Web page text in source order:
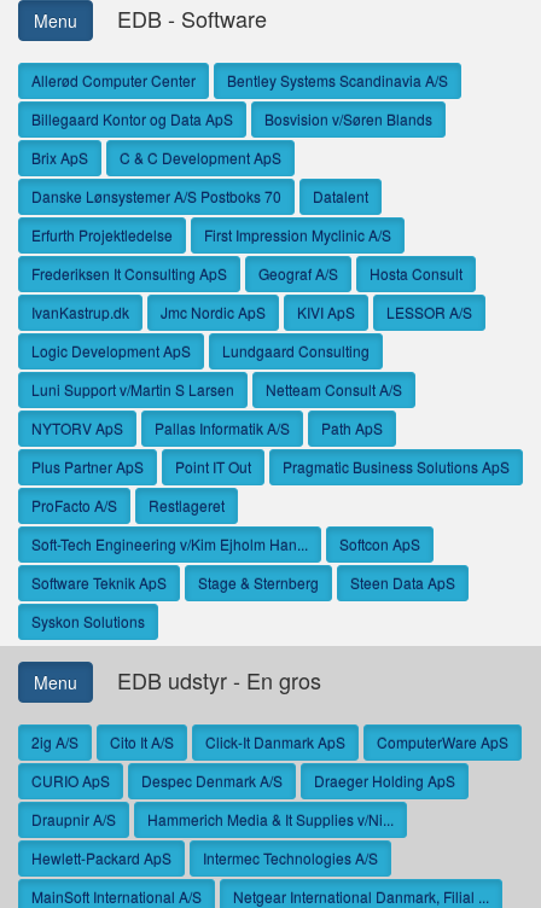
Menu EDB - Software
Allerød Computer Center
Bentley Systems Scandinavia A/S
Billegaard Kontor og Data ApS
Bosvision v/Søren Blands
Brix ApS
C & C Development ApS
Danske Lønsystemer A/S Postboks 70
Datalent
Erfurth Projektledelse
First Impression Myclinic A/S
Frederiksen It Consulting ApS
Geograf A/S
Hosta Consult
IvanKastrup.dk
Jmc Nordic ApS KIVI ApS
LESSOR A/S
Logic Development ApS
Lundgaard Consulting
Luni Support v/Martin S Larsen
Netteam Consult A/S
NYTORV ApS
Pallas Informatik A/S
Path ApS
Plus Partner ApS
Point IT Out
Pragmatic Business Solutions ApS
ProFacto A/S
Restlageret
Soft-Tech Engineering v/Kim Ejholm Han...
Softcon ApS
Software Teknik ApS
Stage & Sternberg
Steen Data ApS
Syskon Solutions
Menu EDB udstyr - En gros
2ig A/S Cito It A/S Click-It Danmark ApS
ComputerWare ApS
CURIO ApS
Despec Denmark A/S
Draeger Holding ApS
Draupnir A/S
Hammerich Media & It Supplies v/Ni...
Hewlett-Packard ApS
Intermec Technologies A/S
MainSoft International A/S
Netgear International Danmark, Filial ...